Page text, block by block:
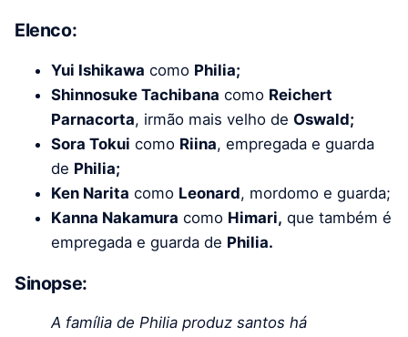
Elenco:
Yui Ishikawa como Philia;
Shinnosuke Tachibana como Reichert
Parnacorta, irmão mais velho de Oswald;
Sora Tokui como Riina, empregada e guarda
de Philia;
Ken Narita como Leonard, mordomo e guarda;
Kanna Nakamura como Himari, que também é
empregada e guarda de Philia.
Sinopse:
A família de Philia produz santos há